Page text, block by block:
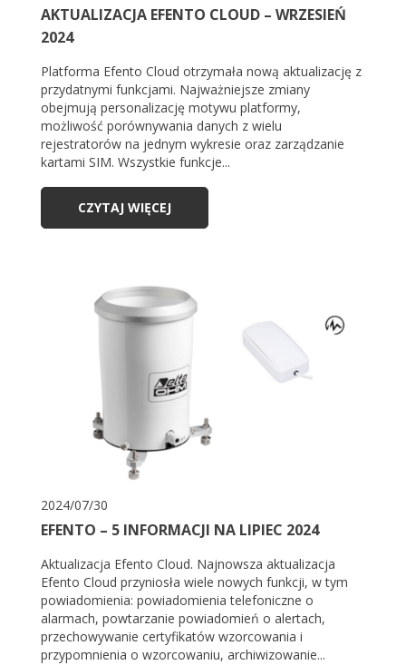
AKTUALIZACJA EFENTO CLOUD – WRZESIEŃ
2024
Platforma Efento Cloud otrzymała nową aktualizację z
przydatnymi funkcjami. Najważniejsze zmiany
obejmują personalizację motywu platformy,
możliwość porównywania danych z wielu
rejestratorów na jednym wykresie oraz zarządzanie
kartami SIM. Wszystkie funkcje...
CZYTAJ WIĘCEJ
2024/07/30
EFENTO – 5 INFORMACJI NA LIPIEC 2024
Aktualizacja Efento Cloud. Najnowsza aktualizacja
Efento Cloud przyniosła wiele nowych funkcji, w tym
powiadomienia: powiadomienia telefoniczne o
alarmach, powtarzanie powiadomień o alertach,
przechowywanie certyfikatów wzorcowania i
przypomnienia o wzorcowaniu, archiwizowanie...